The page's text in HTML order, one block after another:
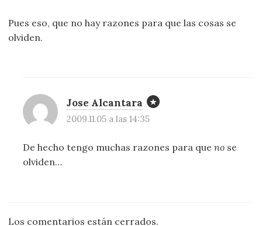
Pues eso, que no hay razones para que las cosas se
olviden.
Jose Alcantara
2009.11.05 a las 14:35
De hecho tengo muchas razones para queno se
olviden…
Los comentarios están cerrados.